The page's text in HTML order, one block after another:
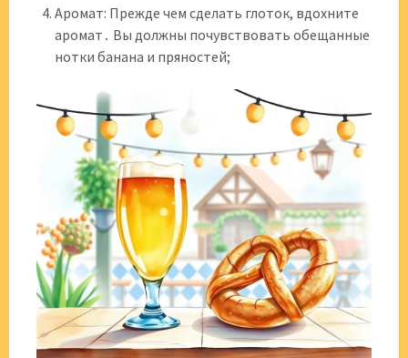
Аромат: Прежде чем сделать глоток, вдохните
аромат․ Вы должны почувствовать обещанные
нотки банана и пряностей;